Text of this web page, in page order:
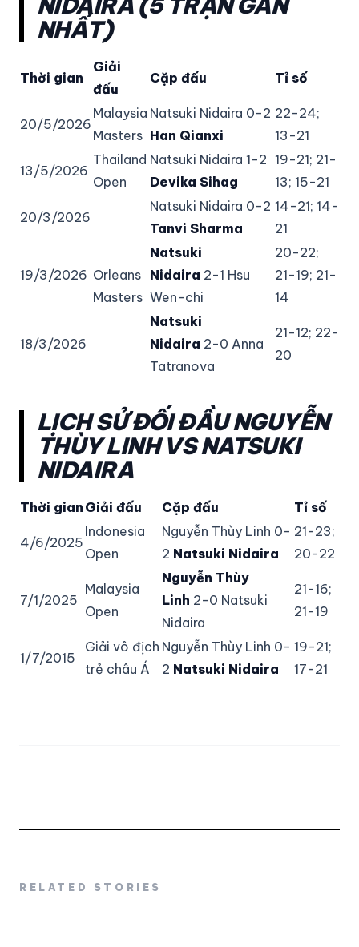
NHẤT)
Thời gian
Giải
đấu
Cặp đấu Tỉ số
20/5/2026
Malaysia
Masters
Natsuki Nidaira 0-2
Han Qianxi
22-24;
13-21
13/5/2026
Thailand
Open
Natsuki Nidaira 1-2
Devika Sihag
19-21; 21-
13; 15-21
20/3/2026
Orleans
Masters
Natsuki Nidaira 0-2
Tanvi Sharma
14-21; 14-
21
19/3/2026
Natsuki
Nidaira 2-1 Hsu
Wen-chi
20-22;
21-19; 21-
14
18/3/2026
Natsuki
Nidaira 2-0 Anna
Tatranova
21-12; 22-
20
LỊCH SỬ ĐỐI ĐẦU NGUYỄN
THÙY LINH VS NATSUKI
NIDAIRA
Thời gian Giải đấu Cặp đấu Tỉ số
4/6/2025
Indonesia
Open
Nguyễn Thùy Linh 0-
2 Natsuki Nidaira
21-23;
20-22
7/1/2025
Malaysia
Open
Nguyễn Thùy
Linh 2-0 Natsuki
Nidaira
21-16;
21-19
1/7/2015
Giải vô địch
trẻ châu Á
Nguyễn Thùy Linh 0-
2 Natsuki Nidaira
19-21;
17-21
RELATED STORIES